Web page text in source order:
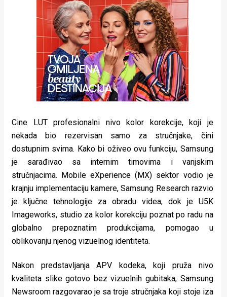
Magazin
Cine LUT profesionalni nivo kolor korekcije, koji je
nekada bio rezervisan samo za stručnjake, čini
dostupnim svima. Kako bi oživeo ovu funkciju, Samsung
je sarađivao sa internim timovima i vanjskim
stručnjacima. Mobile eXperience (MX) sektor vodio je
krajnju implementaciju kamere, Samsung Research razvio
je ključne tehnologije za obradu videa, dok je U5K
Imageworks, studio za kolor korekciju poznat po radu na
globalno prepoznatim produkcijama, pomogao u
oblikovanju njenog vizuelnog identiteta.
Nakon predstavljanja APV kodeka, koji pruža nivo
kvaliteta slike gotovo bez vizuelnih gubitaka, Samsung
Newsroom razgovarao je sa troje stručnjaka koji stoje iza